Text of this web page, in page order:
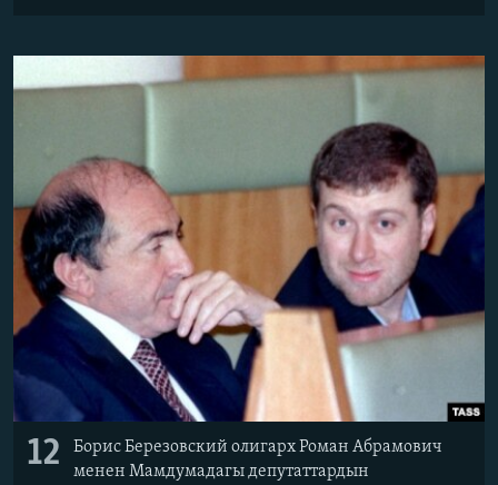
12
Борис Березовский олигарх Роман Абрамович
менен Мамдумадагы депутаттардын